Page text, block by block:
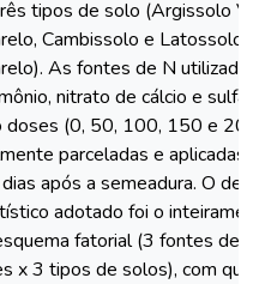
tipos de solo (Argissolo
Cambissolo e Latossolo
As fontes de N
nitrato de cálcio e
doses (0, 50, 100, 150 e
parceladas e
após a semeadura. O
adotado foi o
fatorial (3 fontes de
x 3 tipos de solos), com